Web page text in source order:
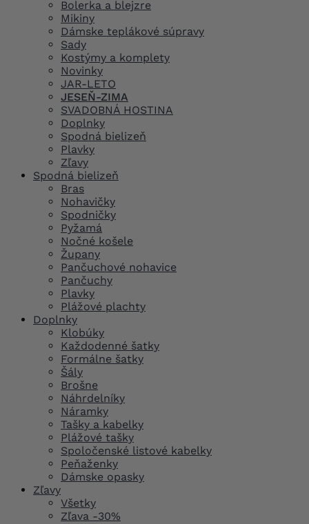
Bolerka a blejzre
Mikiny
Dámske teplákové súpravy
Sady
Kostýmy a komplety
Novinky
JAR-LETO
JESEŇ-ZIMA
SVADOBNÁ HOSTINA
Doplnky
Spodná bielizeň
Plavky
Zľavy
Spodná bielizeň
Bras
Nohavičky
Spodničky
Pyžamá
Nočné košele
Župany
Pančuchové nohavice
Pančuchy
Plavky
Plážové plachty
Doplnky
Klobúky
Každodenné šatky
Formálne šatky
Šály
Brošne
Náhrdelníky
Náramky
Tašky a kabelky
Plážové tašky
Spoločenské listové kabelky
Peňaženky
Dámske opasky
Zľavy
Všetky
Zľava -30%